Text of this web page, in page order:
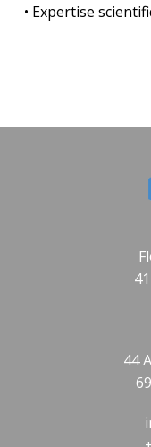
Expertise
44